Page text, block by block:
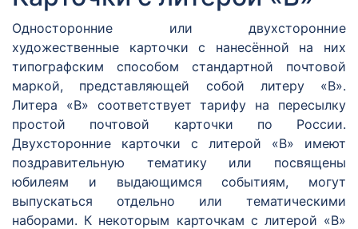
Односторонние или двухсторонние
художественные карточки с нанесённой на них
типографским способом стандартной почтовой
маркой, представляющей собой литеру «В».
Литера «В» соответствует тарифу на пересылку
простой почтовой карточки по России.
Двухсторонние карточки с литерой «В» имеют
поздравительную тематику или посвящены
юбилеям и выдающимся событиям, могут
выпускаться отдельно или тематическими
наборами. К некоторым карточкам с литерой «В»